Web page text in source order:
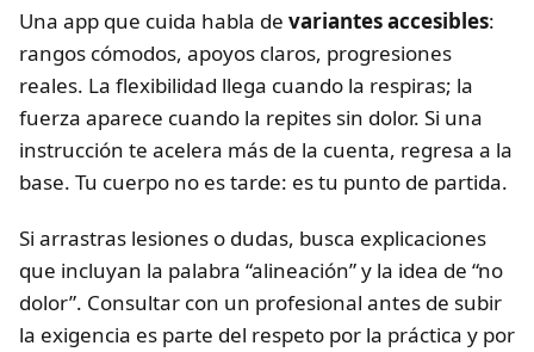
Una app que cuida habla de variantes accesibles:
rangos cómodos, apoyos claros, progresiones
reales. La flexibilidad llega cuando la respiras; la
fuerza aparece cuando la repites sin dolor. Si una
instrucción te acelera más de la cuenta, regresa a la
base. Tu cuerpo no es tarde: es tu punto de partida.
Si arrastras lesiones o dudas, busca explicaciones
que incluyan la palabra “alineación” y la idea de “no
dolor”. Consultar con un profesional antes de subir
la exigencia es parte del respeto por la práctica y por